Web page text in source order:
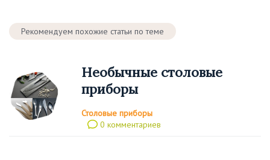
Рекомендуем похожие статьи по теме
Необычные столовые
приборы
Столовые приборы
0 комментариев